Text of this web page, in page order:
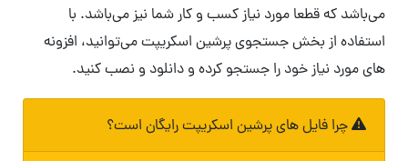
می‌باشد که قطعا مورد نیاز کسب و کار شما نیز می‌باشد. با
استفاده از بخش جستجوی پرشین اسکریپت می‌توانید، افزونه
های مورد نیاز خود را جستجو کرده و دانلود و نصب کنید.
چرا فایل های پرشین اسکریپت رایگان است؟